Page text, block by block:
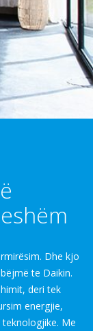
Dhe kjo
te Daikin.
deri tek
energjie,
Me